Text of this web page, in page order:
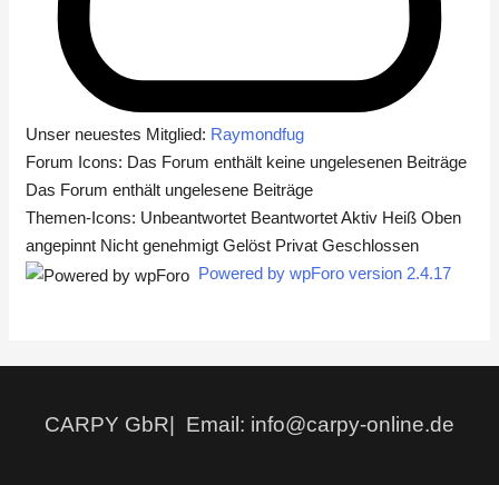
Unser neuestes Mitglied: Raymondfug
Forum Icons: Das Forum enthält keine ungelesenen Beiträge
Das Forum enthält ungelesene Beiträge
Themen-Icons: Unbeantwortet BeantwortetAktiv Heiß Oben
angepinnt Nicht genehmigt Gelöst Privat Geschlossen
Powered by wpForo version 2.4.17
CARPY GbR| Email: info@carpy-online.de